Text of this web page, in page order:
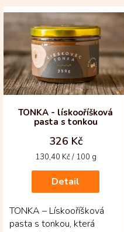
V
ý
p
i
s
p
r
o
TONKA - lískooříšková
pasta s tonkou
326 Kč
Měrná
130,40 Kč / 100 g
Detail
TONKA – Lískooříšková
pasta s tonkou, která